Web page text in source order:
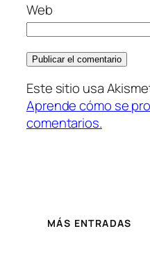
Web
Este sitio usa
Aprende cómo se
comentarios.
MÁS ENTRADAS